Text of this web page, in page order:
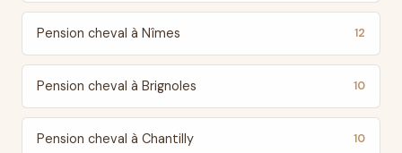
Pension cheval à Nîmes 12
Pension cheval à Brignoles 10
Pension cheval à Chantilly 10